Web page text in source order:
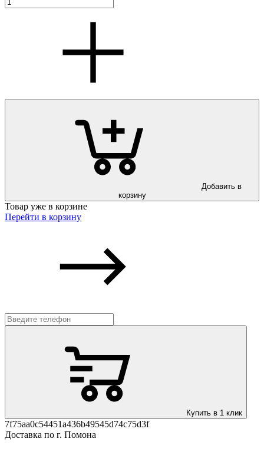
корзину
Товар уже в корзине
Перейти в корзину
Купить в 1 клик
7f75aa0c54451a436b49545d74c75d3f
Доставка по г. Помона